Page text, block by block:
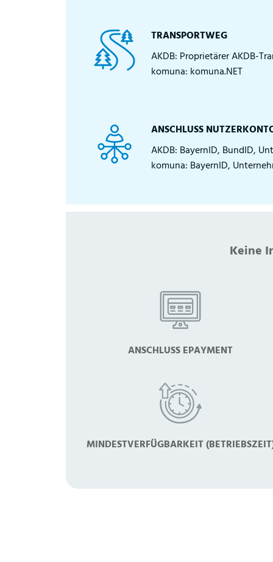
TRANSPORTWEG
AKDB: Proprietärer AKDB-
komuna: komuna.NET
ANSCHLUSS
AKDB: BayernID, BundID,
komuna: BayernID,
Keine
ANSCHLUSS EPAYMENT
MINDESTVERFÜGBARKEIT